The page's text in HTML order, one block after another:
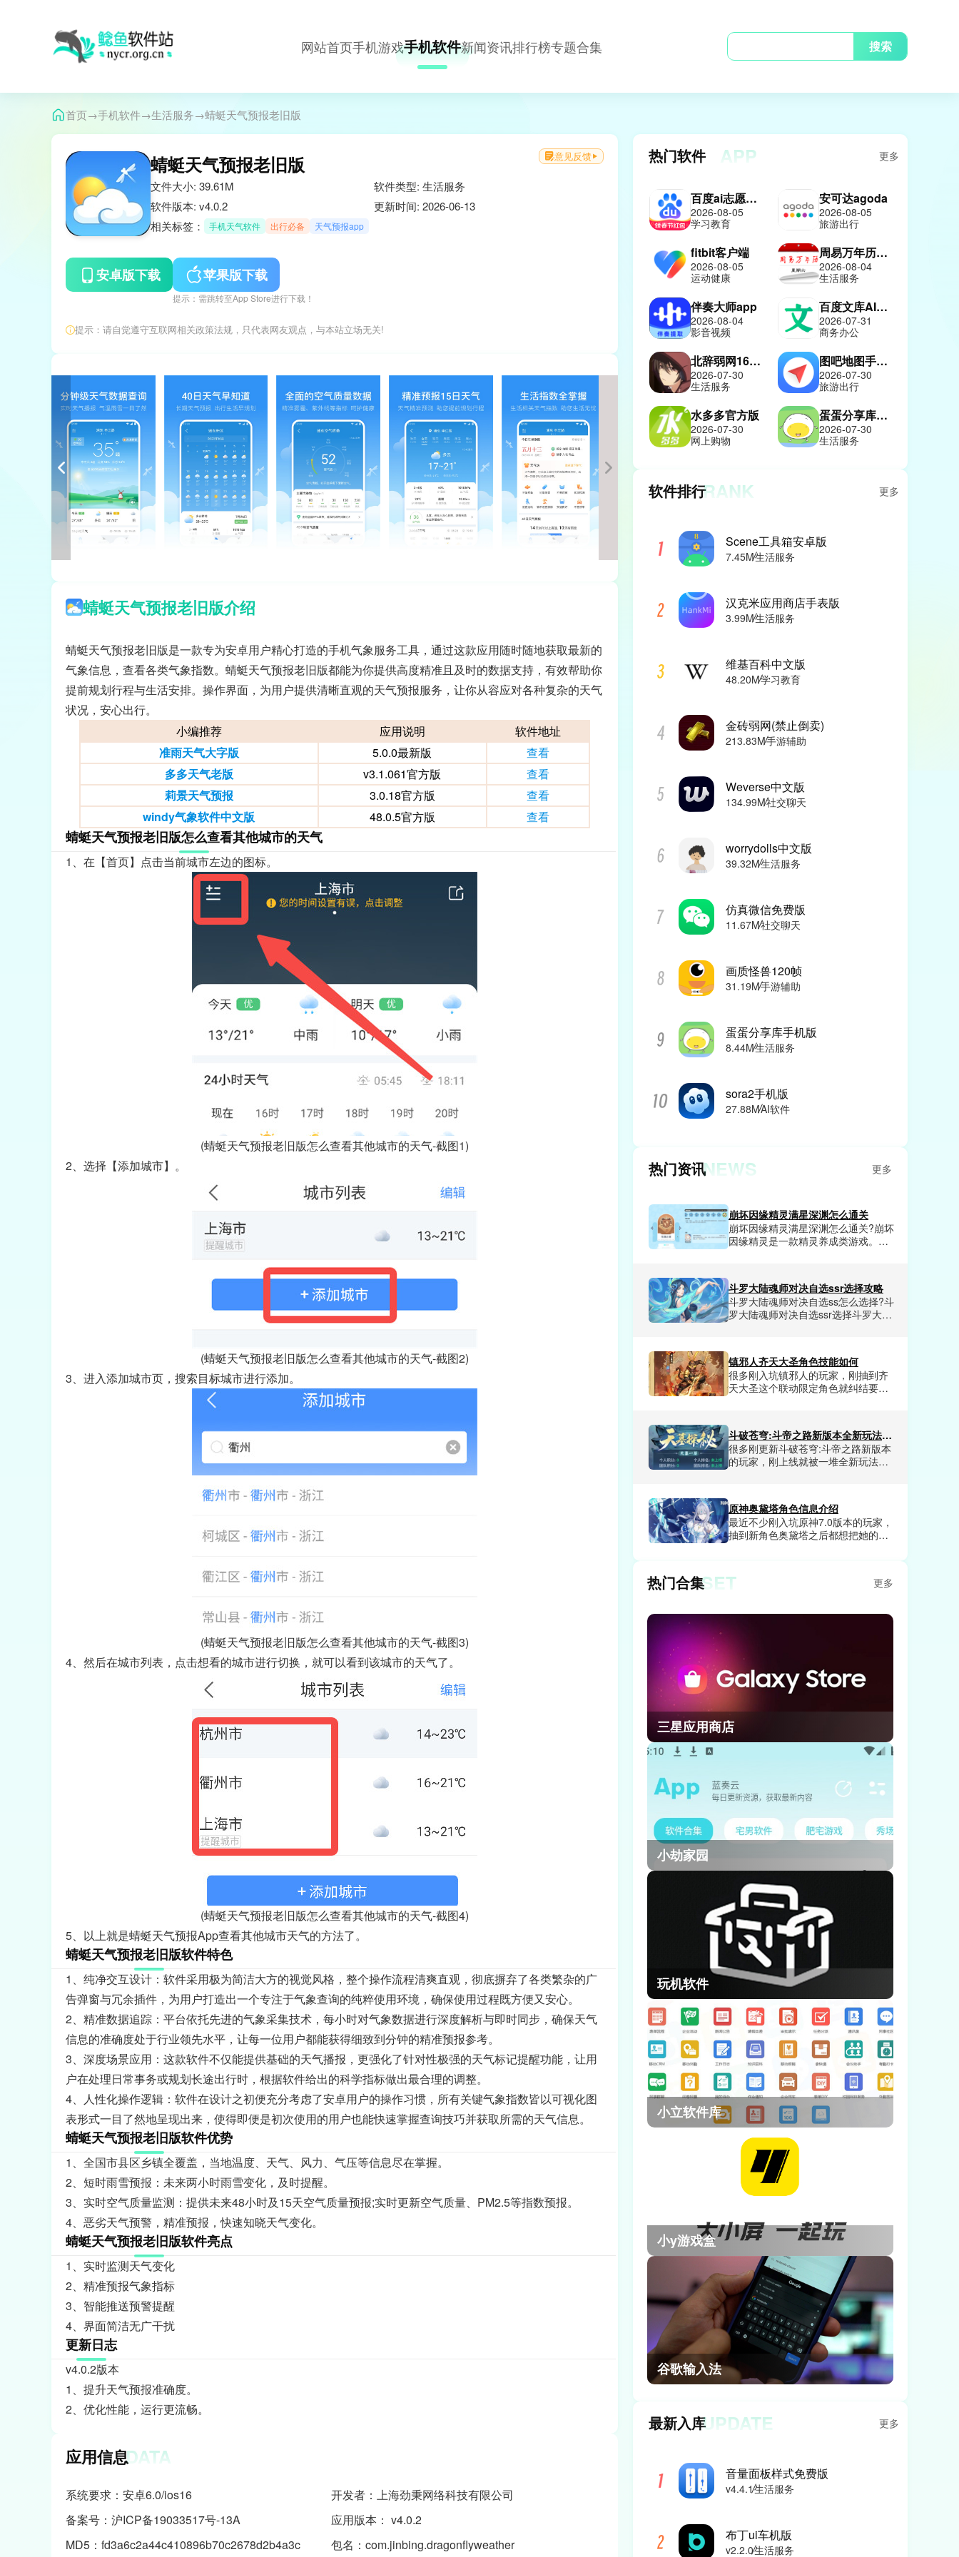
网站首页手机游戏手机软件新闻资讯排行榜专题合集 搜索
首页→手机软件→生活服务→蜻蜓天气预报老旧版
意见反馈
蜻蜓天气预报老旧版
文件大小: 39.61M
软件类型: 生活服务
软件版本: v4.0.2
更新时间: 2026-06-13
相关标签：
手机天气软件 出行必备 天气预报app
安卓版下载 苹果版下载
提示：需跳转至App Store进行下载！
提示：请自觉遵守互联网相关政策法规，只代表网友观点，与本站立场无关!
蜻蜓天气预报老旧版介绍
蜻蜓天气预报老旧版是一款专为安卓用户精心打造的手机气象服务工具，通过这款应用随时随地获取最新的
气象信息，查看各类气象指数。蜻蜓天气预报老旧版都能为你提供高度精准且及时的数据支持，有效帮助你
提前规划行程与生活安排。操作界面，为用户提供清晰直观的天气预报服务，让你从容应对各种复杂的天气
状况，安心出行。
小编推荐
应用说明
软件地址
准雨天气大字版
5.0.0最新版
查看
多多天气老版
v3.1.061官方版
查看
莉景天气预报
3.0.18官方版
查看
windy气象软件中文版
48.0.5官方版 查看
蜻蜓天气预报老旧版怎么查看其他城市的天气
1、在【首页】点击当前城市左边的图标。
(蜻蜓天气预报老旧版怎么查看其他城市的天气-截图1)
2、选择【添加城市】。
(蜻蜓天气预报老旧版怎么查看其他城市的天气-截图2)
3、进入添加城市页，搜索目标城市进行添加。
(蜻蜓天气预报老旧版怎么查看其他城市的天气-截图3)
4、然后在城市列表，点击想看的城市进行切换，就可以看到该城市的天气了。
(蜻蜓天气预报老旧版怎么查看其他城市的天气-截图4)
5、以上就是蜻蜓天气预报App查看其他城市天气的方法了。
蜻蜓天气预报老旧版软件特色
1、纯净交互设计：软件采用极为简洁大方的视觉风格，整个操作流程清爽直观，彻底摒弃了各类繁杂的广
告弹窗与冗余插件，为用户打造出一个专注于气象查询的纯粹使用环境，确保使用过程既方便又安心。
2、精准数据追踪：平台依托先进的气象采集技术，每小时对气象数据进行深度解析与即时同步，确保天气
信息的准确度处于行业领先水平，让每一位用户都能获得细致到分钟的精准预报参考。
3、深度场景应用：这款软件不仅能提供基础的天气播报，更强化了针对性极强的天气标记提醒功能，让用
户在处理日常事务或规划长途出行时，根据软件给出的科学指标做出最合理的调整。
4、人性化操作逻辑：软件在设计之初便充分考虑了安卓用户的操作习惯，所有关键气象指数皆以可视化图
表形式一目了然地呈现出来，使得即便是初次使用的用户也能快速掌握查询技巧并获取所需的天气信息。
蜻蜓天气预报老旧版软件优势
1、全国市县区乡镇全覆盖，当地温度、天气、风力、气压等信息尽在掌握。
2、短时雨雪预报：未来两小时雨雪变化，及时提醒。
3、实时空气质量监测：提供未来48小时及15天空气质量预报;实时更新空气质量、PM2.5等指数预报。
4、恶劣天气预警，精准预报，快速知晓天气变化。
蜻蜓天气预报老旧版软件亮点
1、实时监测天气变化
2、精准预报气象指标
3、智能推送预警提醒
4、界面简洁无广干扰
更新日志
v4.0.2版本
1、提升天气预报准确度。
2、优化性能，运行更流畅。
应用信息DATA
系统要求：安卓6.0/ios16
开发者：上海劲秉网络科技有限公司
备案号：沪ICP备19033517号-13A
应用版本： v4.0.2
MD5：fd3a6c2a44c410896b70c2678d2b4a3c
包名：com.jinbing.dragonflyweather
热门软件 APP 更多
百度ai志愿报考助手
2026-08-05
学习教育
安可达agoda
2026-08-05
旅游出行
fitbit客户端
2026-08-05
运动健康
周易万年历免费版
2026-08-04
生活服务
伴奏大师app
2026-08-04
影音视频
百度文库AI助手
2026-07-31
商务办公
北辞弱网16.0纪念版
2026-07-30
生活服务
图吧地图手机版
2026-07-30
旅游出行
水多多官方版
2026-07-30
网上购物
蛋蛋分享库手机版
2026-07-30
生活服务
软件排行RANK 更多
Scene工具箱安卓版
7.45M生活服务
汉克米应用商店手表版
3.99M生活服务
维基百科中文版
48.20M学习教育
金砖弱网(禁止倒卖)
213.83M手游辅助
Weverse中文版
134.99M社交聊天
worrydolls中文版
39.32M生活服务
仿真微信免费版
11.67M社交聊天
画质怪兽120帧
31.19M手游辅助
蛋蛋分享库手机版
8.44M生活服务
sora2手机版
27.88MAI软件
热门资讯NEWS 更多
崩坏因缘精灵满星深渊怎么通关
崩坏因缘精灵满星深渊怎么通关?崩坏
因缘精灵是一款精灵养成类游戏。在
和兑换券等等，其中深渊副本算是难
度比较高的副本，迄今为止能够满星
通关的玩家很少，所以这里小编给大
斗罗大陆魂师对决自选ssr选择攻略
斗罗大陆魂师对决自选ss怎么选择?斗
罗大陆魂师对决自选ssr选择斗罗大陆
为大家带来了斗罗大陆魂师对决自选
ssr选择推荐，从控制系，辅助系，强
攻系和敏攻系展开，想选择到最合适
镇邪人齐天大圣角色技能如何
很多刚入坑镇邪人的玩家，刚抽到齐
天大圣这个联动限定角色就纠结要不
的技能强度争议一直没停过。小编把
他全技能的实战细节全测了一遍，今
天就给大家详细讲讲镇邪人齐天大圣
斗破苍穹:斗帝之路新版本全新玩法有哪些
很多刚更新斗破苍穹:斗帝之路新版本
的玩家，刚上线就被一堆全新玩法搞
路，能直接解锁90%的新版本隐藏机
缘，不管是组队秘境还是公平竞技，
都能拿到远超普通玩家的丰厚奖励。
原神奥黛塔角色信息介绍
最近不少刚入坑原神7.0版本的玩家，
抽到新角色奥黛塔之后都想把她的背
要么乱堆资源完全发挥不出她的辅助
料和实测数据整理完毕，从人物背景
角色信息介绍。
热门合集SET 更多
三星应用商店
小劫家园
玩机软件
小立软件库
小y游戏盒
谷歌输入法
最新入库UPDATE 更多
音量面板样式免费版
v4.4.1生活服务
布丁ui车机版
v2.2.0生活服务